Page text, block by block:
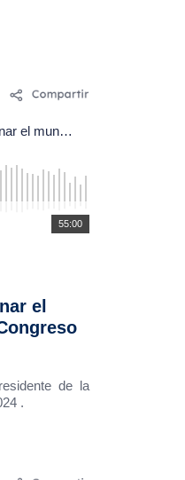
Ep.39 Fraternidad para sanar el mundo: 2024 año del 53° Congreso Eucarístico Internacional
55:00
el
de la
.